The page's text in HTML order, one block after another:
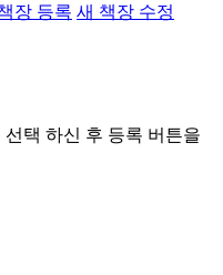
장 등록 새 책장 수정
선택 하신 후 등록 버튼을